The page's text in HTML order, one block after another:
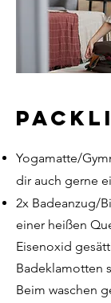
Yogamatte/
dir auch gerne
2x Badeanzug/
einer heißen
Eisenoxid
Badeklamotten
Beim waschen